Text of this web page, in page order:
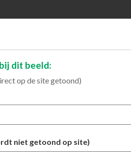
dit beeld:
op de site getoond)
niet getoond op site)